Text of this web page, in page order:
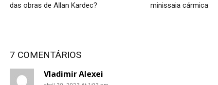
das obras de Allan Kardec?
minissaia cármica
7 COMENTÁRIOS
Vladimir Alexei